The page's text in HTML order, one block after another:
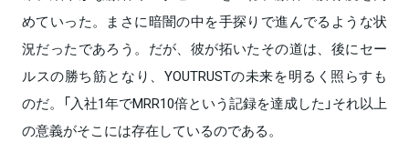
めていった。まさに暗闇の中を手探りで進んでるような状
況だったであろう。だが、彼が拓いたその道は、後にセー
ルスの勝ち筋となり、YOUTRUSTの未来を明るく照らすも
のだ。「入社1年でMRR10倍という記録を達成した」それ以上
の意義がそこには存在しているのである。